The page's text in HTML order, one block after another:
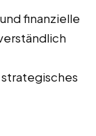
finanzielle